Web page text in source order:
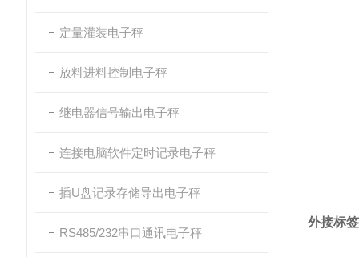
定量灌装电子秤
放料进料控制电子秤
继电器信号输出电子秤
连接电脑软件定时记录电子秤
插U盘记录存储导出电子秤
RS485/232串口通讯电子秤
外接标